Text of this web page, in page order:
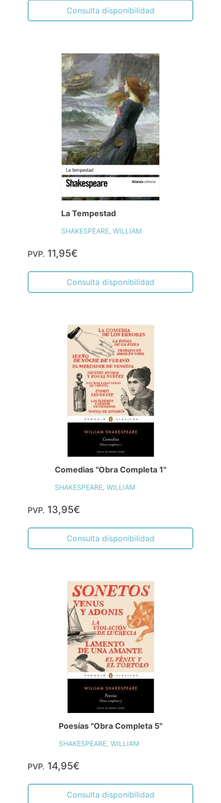
Consulta disponibilidad
La Tempestad
SHAKESPEARE, WILLIAM
PVP. 11,95€
Consulta disponibilidad
Comedias "Obra Completa 1"
SHAKESPEARE, WILLIAM
PVP. 13,95€
Consulta disponibilidad
Poesías "Obra Completa 5"
SHAKESPEARE, WILLIAM
PVP. 14,95€
Consulta disponibilidad